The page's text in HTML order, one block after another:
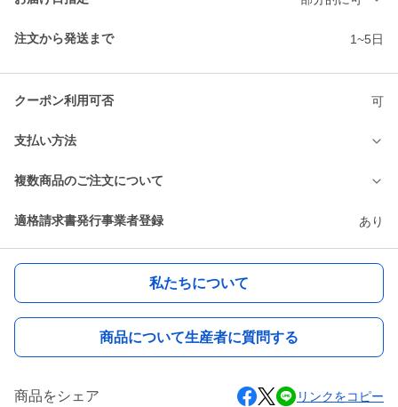
注文から発送まで 1~5日
クーポン利用可否 可
支払い方法
複数商品のご注文について
適格請求書発行事業者登録 あり
私たちについて
商品について生産者に質問する
商品をシェア リンクをコピー